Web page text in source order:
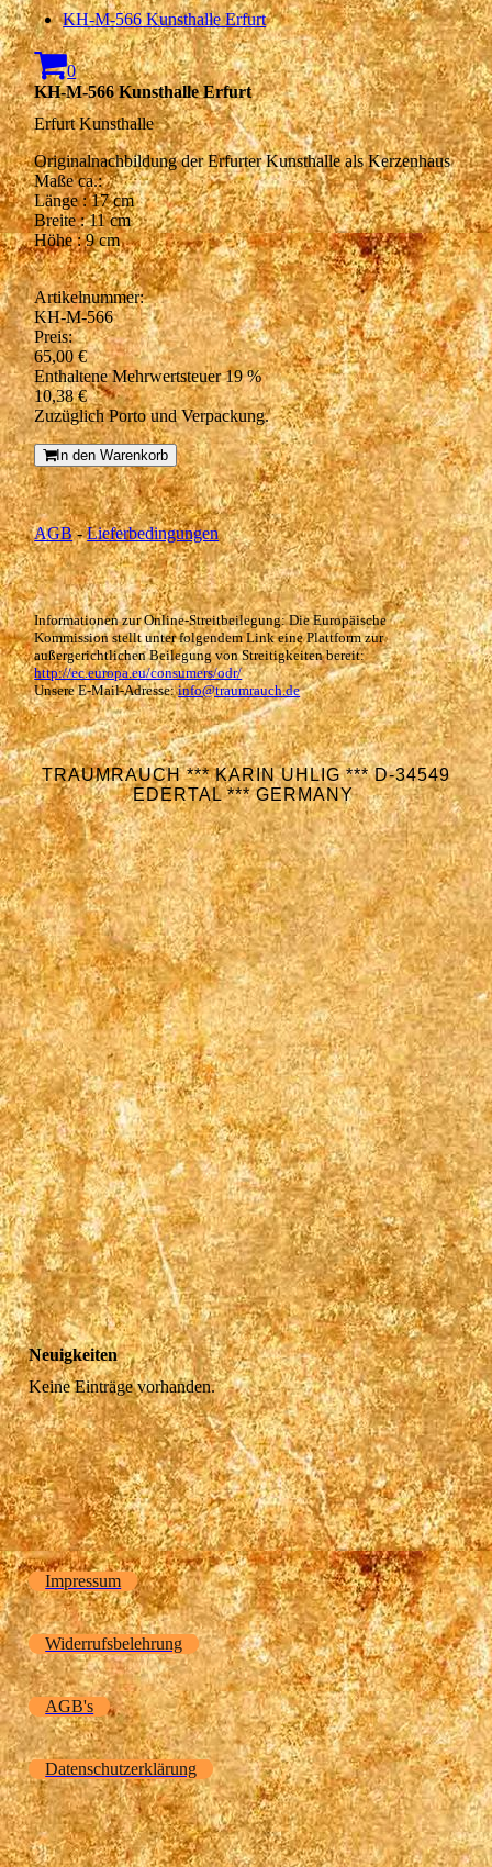
KH-M-566 Kunsthalle Erfurt
0
KH-M-566 Kunsthalle Erfurt
Erfurt Kunsthalle
Originalnachbildung der Erfurter Kunsthalle als Kerzenhaus
Maße ca.:
Länge : 17 cm
Breite : 11 cm
Höhe : 9 cm
Artikelnummer:
KH-M-566
Preis:
65,00 €
Enthaltene Mehrwertsteuer 19 %
10,38 €
Zuzüglich Porto und Verpackung.
In den Warenkorb
AGB-Lieferbedingungen
Informationen zur Online-Streitbeilegung: Die Europäische
Kommission stellt unter folgendem Link eine Plattform zur
außergerichtlichen Beilegung von Streitigkeiten bereit:
http://ec.europa.eu/consumers/odr/
Unsere E-Mail-Adresse:info@traumrauch.de
TRAUMRAUCH *** KARIN UHLIG *** D-34549
EDERTAL *** GERMANY
Neuigkeiten
Keine Einträge vorhanden.
Impressum
Widerrufsbelehrung
AGB's
Datenschutzerklärung